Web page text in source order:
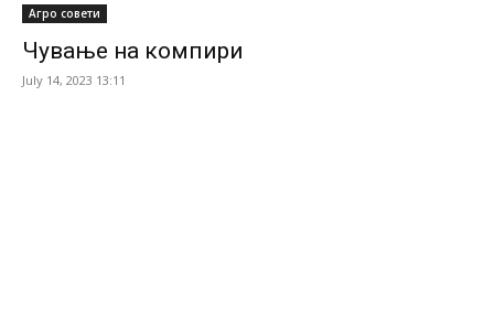
Агро совети
Чување на компири
July 14, 2023 13:11